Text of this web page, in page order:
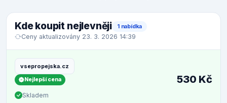
Kde koupit nejlevněji 1 nabídka
Ceny aktualizovány 23. 3. 2026 14:39
vsepropejska.cz
Nejlepší cena
Skladem
530 Kč